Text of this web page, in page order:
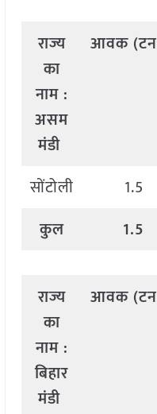
राज्य
का
नाम:
असम
मंडी
आवक (टन
सोंटोली 1.5
कुल
1.5
राज्य
का
नाम:
बिहार
मंडी
आवक (टन